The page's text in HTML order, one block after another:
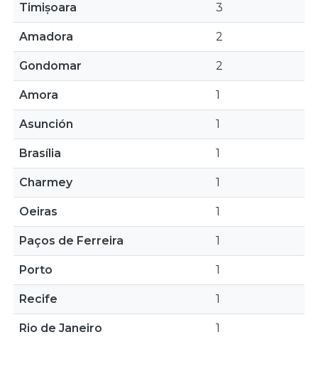
Timișoara 3
Amadora 2
Gondomar 2
Amora 1
Asunción 1
Brasília 1
Charmey 1
Oeiras 1
Paços de Ferreira 1
Porto 1
Recife 1
Rio de Janeiro 1